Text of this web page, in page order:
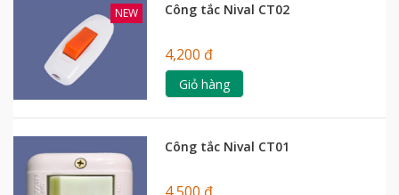
NEW Công tắc Nival CT02
4,200 đ
Giỏ hàng
Công tắc Nival CT01